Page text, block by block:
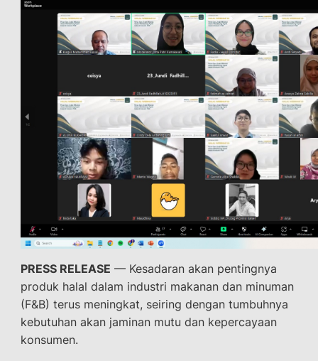
PRESS RELEASE — Kesadaran akan pentingnya
produk halal dalam industri makanan dan minuman
(F&B) terus meningkat, seiring dengan tumbuhnya
kebutuhan akan jaminan mutu dan kepercayaan
konsumen.